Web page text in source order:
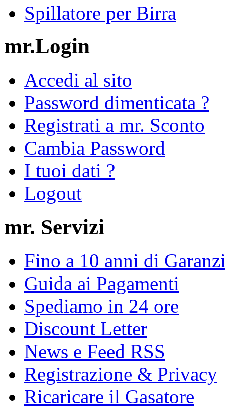
Spillatore per Birra
mr.Login
Accedi al sito
Password dimenticata ?
Registrati a mr. Sconto
Cambia Password
I tuoi dati ?
Logout
mr. Servizi
Fino a 10 anni di
Guida ai Pagamenti
Spediamo in 24 ore
Discount Letter
News e Feed RSS
Registrazione & Privacy
Ricaricare il Gasatore